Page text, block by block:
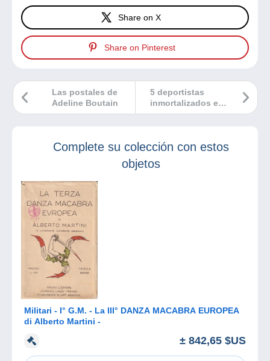
Share on X
Share on Pinterest
5 deportistas
inmortalizados en
fotografías
Las postales de
Adeline Boutain
Complete su colección con estos
objetos
Militari - I° G.M. - La III° DANZA MACABRA EUROPEA
di Alberto Martini -
± 842,65 $US